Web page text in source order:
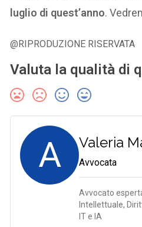
luglio di quest’anno.
@RIPRODUZIONE RISERVATA
Valuta la qualità di
A Valeria
Avvocata
Avvocato
Intellettuale,
IT e IA